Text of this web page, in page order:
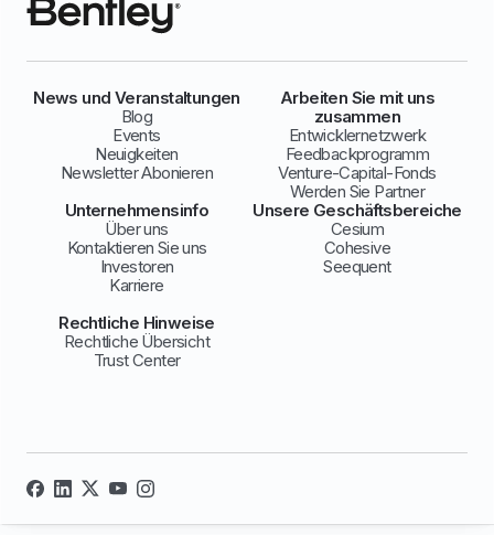
News und Veranstaltungen
Blog
Events
Neuigkeiten
Newsletter Abonieren
Arbeiten Sie mit uns
zusammen
Entwicklernetzwerk
Feedbackprogramm
Venture-Capital-Fonds
Werden Sie Partner
Unternehmensinfo
Über uns
Kontaktieren Sie uns
Investoren
Karriere
Unsere Geschäftsbereiche
Cesium
Cohesive
Seequent
Rechtliche Hinweise
Rechtliche Übersicht
Trust Center